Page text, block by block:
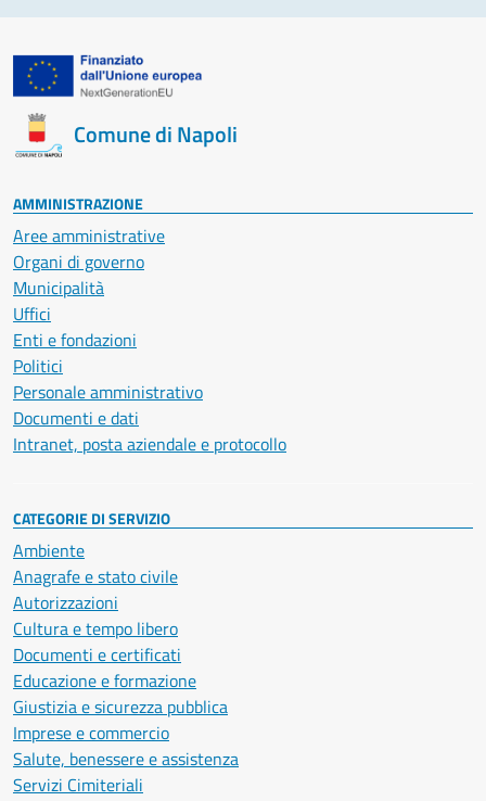
Comune di Napoli
AMMINISTRAZIONE
Aree amministrative
Organi di governo
Municipalità
Uffici
Enti e fondazioni
Politici
Personale amministrativo
Documenti e dati
Intranet, posta aziendale e protocollo
CATEGORIE DI SERVIZIO
Ambiente
Anagrafe e stato civile
Autorizzazioni
Cultura e tempo libero
Documenti e certificati
Educazione e formazione
Giustizia e sicurezza pubblica
Imprese e commercio
Salute, benessere e assistenza
Servizi Cimiteriali